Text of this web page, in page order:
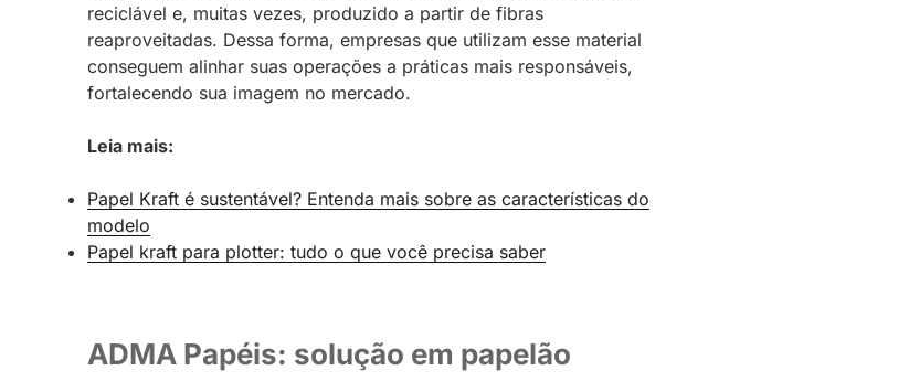
reciclável e, muitas vezes, produzido a partir de fibras
reaproveitadas. Dessa forma, empresas que utilizam esse material
conseguem alinhar suas operações a práticas mais responsáveis,
fortalecendo sua imagem no mercado.
Leia mais:
Papel Kraft é sustentável? Entenda mais sobre as características do
modelo
Papel kraft para plotter: tudo o que você precisa saber
ADMA Papéis: solução em papelão